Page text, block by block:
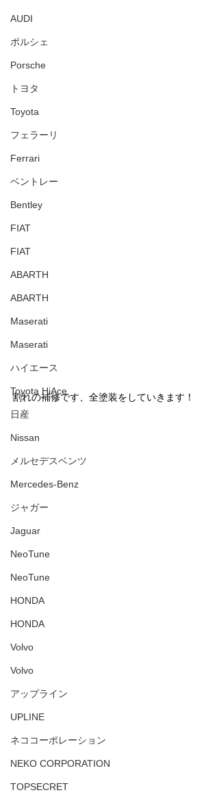
AUDI
ポルシェ
Porsche
トヨタ
Toyota
フェラーリ
Ferrari
ベントレー
Bentley
FIAT
FIAT
ABARTH
ABARTH
Maserati
Maserati
ハイエース
Toyota HiAce
日産
Nissan
メルセデスベンツ
Mercedes-Benz
ジャガー
Jaguar
NeoTune
NeoTune
HONDA
HONDA
Volvo
Volvo
アップライン
UPLINE
ネココーポレーション
NEKO CORPORATION
TOPSECRET
割れの補修です、全塗装をしていきます！